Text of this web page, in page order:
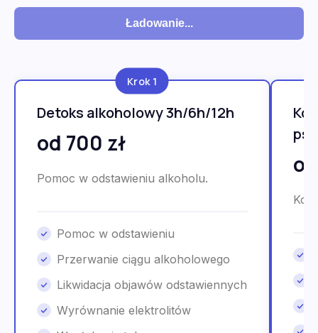
Ładowanie...
Krok 1
Detoks alkoholowy 3h/6h/12h
od 700 zł
Pomoc w odstawieniu alkoholu.
Pomoc w odstawieniu
Przerwanie ciągu alkoholowego
Likwidacja objawów odstawiennych
Wyrównanie elektrolitów